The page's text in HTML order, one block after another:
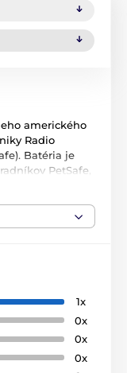
amerického
Radio
Batéria je
PetSafe,
bez
majú len
1x
0x
0x
0x